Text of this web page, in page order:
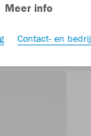
Meer info
Contact- en